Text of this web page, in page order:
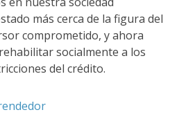
más cerca de la figura del
comprometido, y ahora
socialmente a los
del crédito.